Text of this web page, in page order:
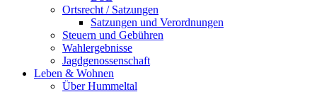
Ortsrecht / Satzungen
Satzungen und Verordnungen
Steuern und Gebühren
Wahlergebnisse
Jagdgenossenschaft
Leben & Wohnen
Über Hummeltal